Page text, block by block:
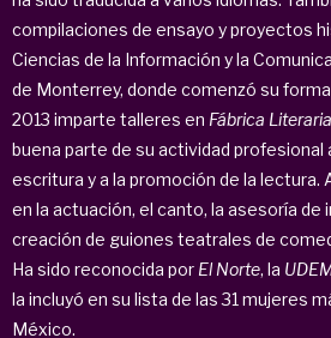
compilaciones de ensayo y proyectos
Ciencias de la Información y la
de Monterrey, donde comenzó su
2013 imparte talleres en Fábrica Literaria
buena parte de su actividad profesional
escritura y a la promoción de la lectura.
en la actuación, el canto, la asesoría de
creación de guiones teatrales de
Ha sido reconocida por El Norte, la
la incluyó en su lista de las 31 mujeres
México.